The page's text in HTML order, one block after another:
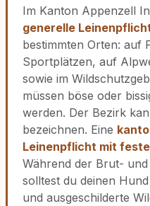
Im Kanton Appenzell
generelle
bestimmten Orten: auf
Sportplätzen, auf
sowie im
müssen böse oder
werden. Der Bezirk
bezeichnen. Eine
Leinenpflicht mit
Während der Brut-
solltest du deinen
und ausgeschilderte